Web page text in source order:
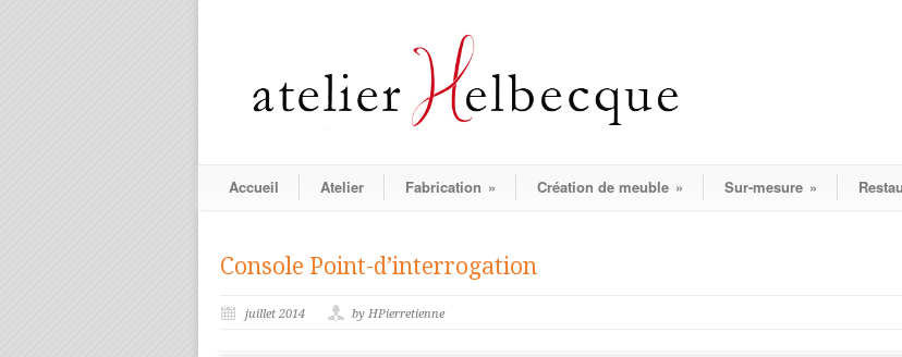
Accueil Atelier Fabrication » Création de meuble » Sur-mesure »
Console Point-d’interrogation
juillet 2014 by HPierretienne